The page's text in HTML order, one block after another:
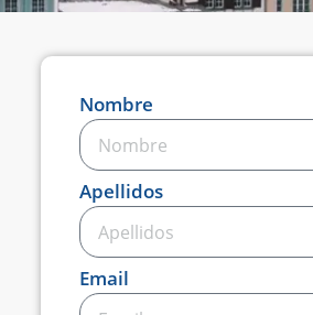
Nombre
Apellidos
Email